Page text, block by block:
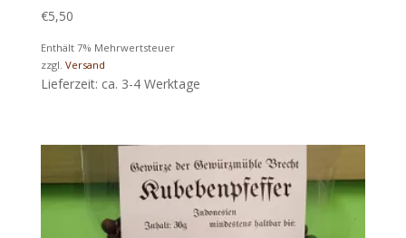
€5,50
Enthält 7% Mehrwertsteuer
zzgl. Versand
Lieferzeit: ca. 3-4 Werktage